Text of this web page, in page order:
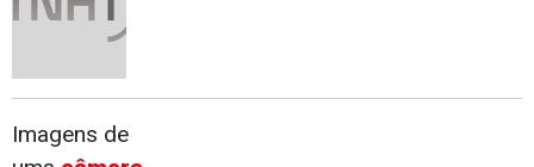
Imagens de